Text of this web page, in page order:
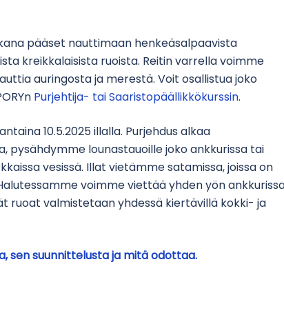
pääset nauttimaan henkeäsalpaavista
kreikkalaisista ruoista. Reitin varrella voimme
auringosta ja merestä. Voit osallistua joko
Purjehtija- tai Saaristopäällikkökurssin.
10.5.2025 illalla. Purjehdus alkaa
pysähdymme lounastauoille joko ankkurissa tai
vesissä. Illat vietämme satamissa, joissa on
voimme viettää yhden yön
ruoat valmistetaan yhdessä kiertävillä kokki- ja
sen suunnittelusta ja mitä odottaa.